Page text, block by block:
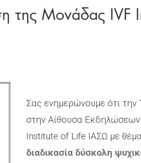
της Μονάδας IVF
Σας ενημερώνουμε ότι την
στην Αίθουσα Εκδηλώσεων
Institute of Life ΙΑΣΩ με
διαδικασία δύσκολη